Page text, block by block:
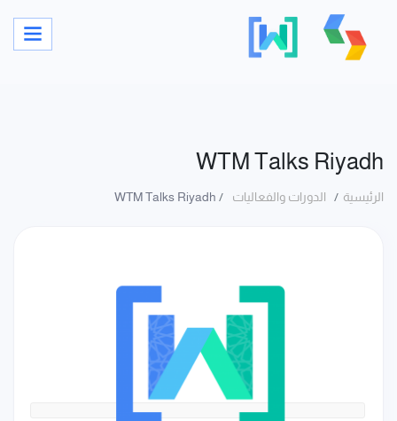
WTM Talks Riyadh
الرئيسية الدورات والفعاليات